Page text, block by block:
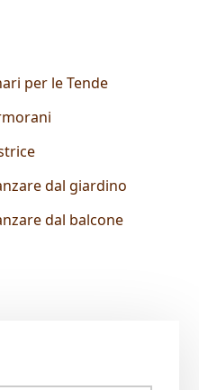
per le Tende
dal giardino
dal balcone